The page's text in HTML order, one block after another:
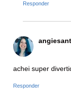
Responder
achei super
Responder